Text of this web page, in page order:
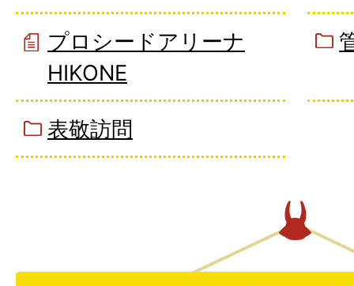
プロシードアリーナ
HIKONE
表敬訪問